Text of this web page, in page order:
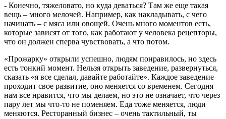
- Конечно, тяжеловато, но куда деваться? Там же еще такая
вещь – много мелочей. Например, как накладывать, с чего
начинать – с мяса или овощей. Очень много моментов есть,
которые зависят от того, как работают у человека рецепторы,
что он должен сперва чувствовать, а что потом.
«Прожарку» открыли успешно, людям понравилось, но здесь
есть тонкий момент. Нельзя открыть заведение, развернуться,
сказать «я все сделал, давайте работайте». Каждое заведение
проходит свое развитие, оно меняется со временем. Сегодня
нам все нравится, что мы делаем, но это не означает, что через
пару лет мы что-то не поменяем. Еда тоже меняется, люди
меняются. Ресторанный бизнес – очень тактильный, ты